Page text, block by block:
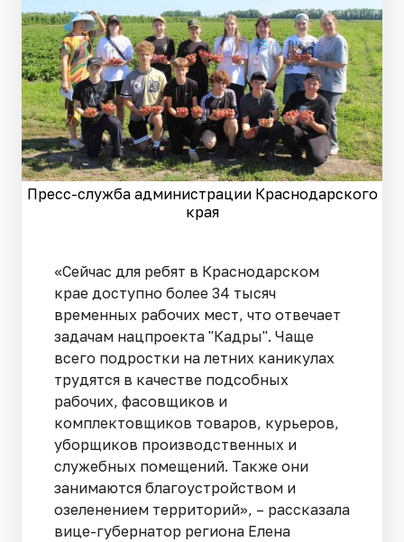
Пресс-служба администрации Краснодарского
края
«Сейчас для ребят в Краснодарском
крае доступно более 34 тысяч
временных рабочих мест, что отвечает
задачам нацпроекта "Кадры". Чаще
всего подростки на летних каникулах
трудятся в качестве подсобных
рабочих, фасовщиков и
комплектовщиков товаров, курьеров,
уборщиков производственных и
служебных помещений. Также они
занимаются благоустройством и
озеленением территорий», – рассказала
вице-губернатор региона Елена